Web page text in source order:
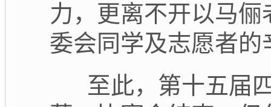
力，更离不开以马
委会同学及志愿者的
至此，第十五届